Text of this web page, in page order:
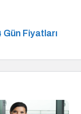
Fiyatları